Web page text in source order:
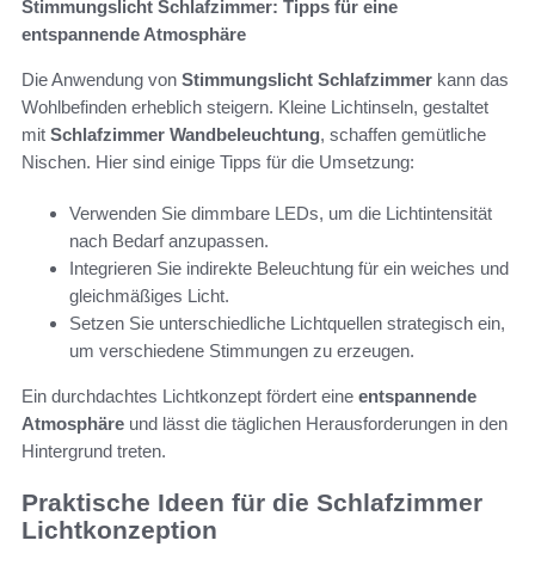
Stimmungslicht Schlafzimmer: Tipps für eine
entspannende Atmosphäre
Die Anwendung von Stimmungslicht Schlafzimmer kann das
Wohlbefinden erheblich steigern. Kleine Lichtinseln, gestaltet
mit Schlafzimmer Wandbeleuchtung, schaffen gemütliche
Nischen. Hier sind einige Tipps für die Umsetzung:
Verwenden Sie dimmbare LEDs, um die Lichtintensität
nach Bedarf anzupassen.
Integrieren Sie indirekte Beleuchtung für ein weiches und
gleichmäßiges Licht.
Setzen Sie unterschiedliche Lichtquellen strategisch ein,
um verschiedene Stimmungen zu erzeugen.
Ein durchdachtes Lichtkonzept fördert eine entspannende
Atmosphäre und lässt die täglichen Herausforderungen in den
Hintergrund treten.
Praktische Ideen für die Schlafzimmer
Lichtkonzeption